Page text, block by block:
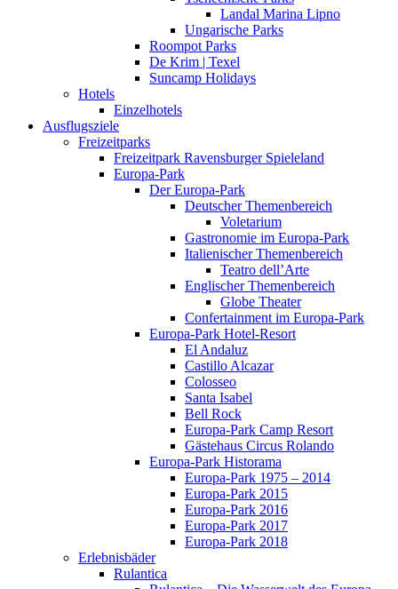
Landal Marina Lipno
Ungarische Parks
Roompot Parks
De Krim | Texel
Suncamp Holidays
Hotels
Einzelhotels
Ausflugsziele
Freizeitparks
Freizeitpark Ravensburger Spieleland
Europa-Park
Der Europa-Park
Deutscher Themenbereich
Voletarium
Gastronomie im Europa-Park
Italienischer Themenbereich
Teatro dell’Arte
Englischer Themenbereich
Globe Theater
Confertainment im Europa-Park
Europa-Park Hotel-Resort
El Andaluz
Castillo Alcazar
Colosseo
Santa Isabel
Bell Rock
Europa-Park Camp Resort
Gästehaus Circus Rolando
Europa-Park Historama
Europa-Park 1975 – 2014
Europa-Park 2015
Europa-Park 2016
Europa-Park 2017
Europa-Park 2018
Erlebnisbäder
Rulantica